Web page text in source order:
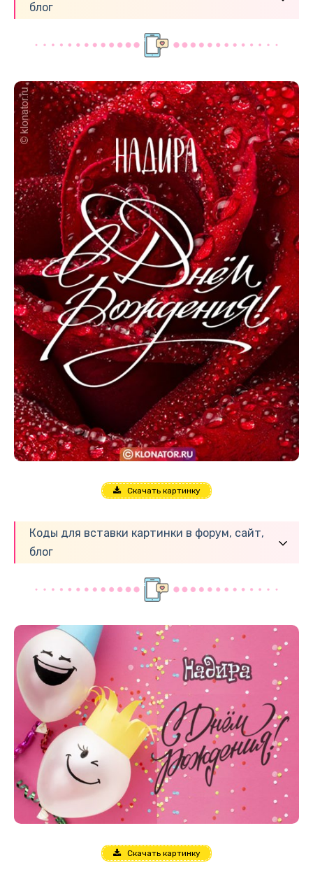
блог
Скачать картинку
Коды для вставки картинки в форум, сайт,
блог
Скачать картинку